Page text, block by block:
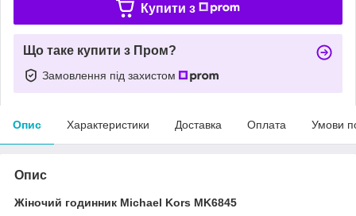
Купити з
Що таке купити з Пром?
Замовлення під захистом
Опис Характеристики Доставка Оплата Умови
Опис
Жіночий годинник Michael Kors MK6845